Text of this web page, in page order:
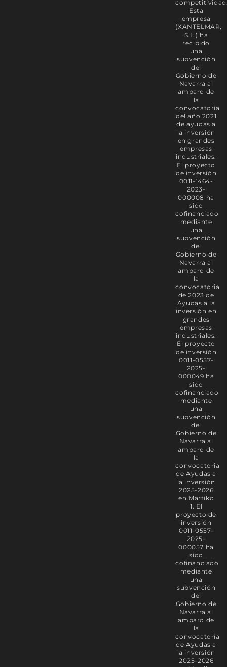
Esta
empresa
(XANTELMAR,
S.L.) ha
recibido
una
subvención
del
Gobierno de
Navarra al
amparo de
la
convocatoria
del año 2021
de ayudas a
la inversión
en grandes
empresas
industriales.
El proyecto
de inversión
0011-1464-
2023-
000008 ha
sido
cofinanciado
mediante
una
subvención
del
Gobierno de
Navarra al
amparo de
la
convocatoria
de 2023 de
Ayudas a la
inversión en
grandes
empresas
industriales.
El proyecto
de inversión
0011-0557-
2025-
000049 ha
sido
cofinanciado
mediante
una
subvención
del
Gobierno de
Navarra al
amparo de
la
convocatoria
de Ayudas a
la inversión
2025-2026
en Martiko
1. El
proyecto de
inversión
0011-0557-
2025-
000057 ha
sido
cofinanciado
mediante
una
subvención
del
Gobierno de
Navarra al
amparo de
la
convocatoria
de Ayudas a
la inversión
2025-2026